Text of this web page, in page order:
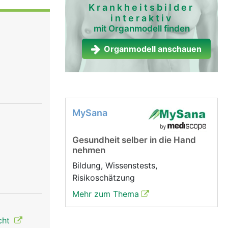
in
Krankheitsbilder
interaktiv
mit Organmodell finden
Organmodell anschauen
MySana
Gesundheit selber in die Hand
nehmen
Bildung, Wissenstests,
Risikoschätzung
Mehr zum Thema